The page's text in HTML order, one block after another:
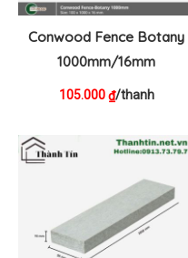
Conwood Fence Botany
1000mm/16mm
105.000₫/thanh